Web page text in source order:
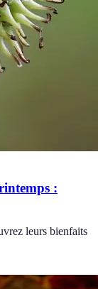
:
leurs bienfaits